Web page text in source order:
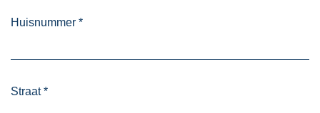
Huisnummer *
Straat*